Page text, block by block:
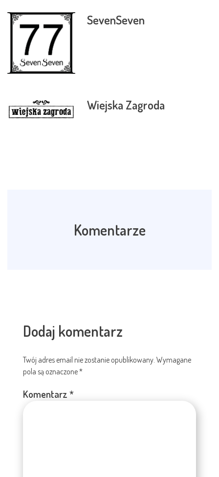
SevenSeven
Wiejska Zagroda
Komentarze
Dodaj komentarz
Twój adres email nie zostanie opublikowany. Wymagane
pola są oznaczone*
Komentarz*